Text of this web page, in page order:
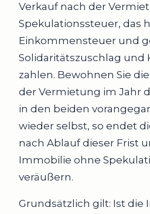
Verkauf nach der
Spekulationssteuer, das
Einkommensteuer und
Solidaritätszuschlag und
zahlen. Bewohnen Sie
der Vermietung im Jahr
in den beiden
wieder selbst, so endet
nach Ablauf dieser Frist
Immobilie ohne
veräußern.
Grundsätzlich gilt: Ist die